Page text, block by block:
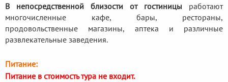
В непосредственной близости от гостиницы работают
многочисленные кафе, бары, рестораны,
продовольственные магазины, аптека и различные
развлекательные заведения.
Питание:
Питание в стоимость тура не входит.